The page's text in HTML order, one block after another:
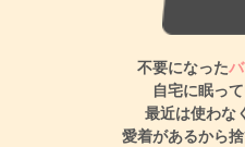
不要になった
自宅に眠っ
最近は使わな
愛着があるから